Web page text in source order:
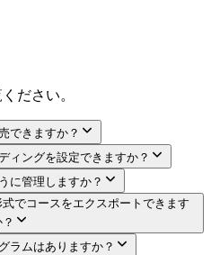
ださい。
できますか？
ィングを設定できますか？
に管理しますか？
でコースをエクスポートできます
ラムはありますか？